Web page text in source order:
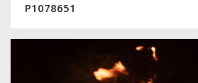
P1078651